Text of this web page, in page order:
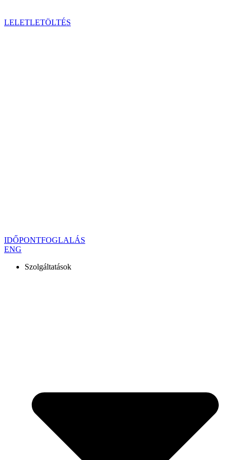
LELETLETÖLTÉS
IDŐPONTFOGLALÁS
ENG
Szolgáltatások